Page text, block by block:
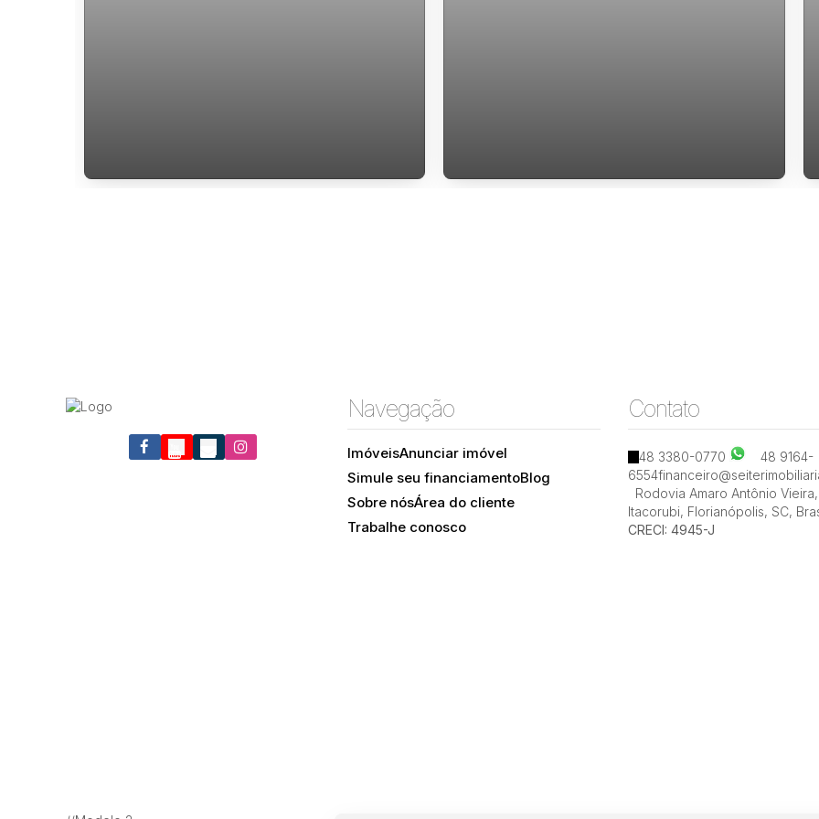
Santo Antônio de Lisboa, Florianópolis, Santa
Santo Antônio de Lisboa, Florianópolis, Santa
Catarina, Brasil
Navegação
ImóveisAnunciar imóvel
Simule seu financiamentoBlog
Sobre nósÁrea do cliente
Trabalhe conosco
Contato
48 3380-0770
48 9164-
6554
Rodovia Amaro Antônio Vieira,
Itacorubi, Florianópolis, SC,
CRECI: 4945-J